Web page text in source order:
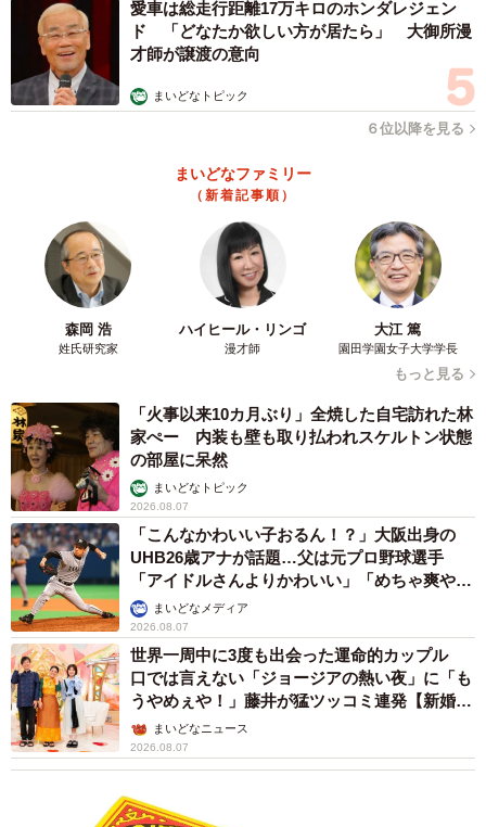
愛車は総走行距離17万キロのホンダレジェン
ド 「どなたか欲しい方が居たら」 大御所漫
才師が譲渡の意向
まいどなトピック
６位以降を見る
まいどなファミリー
（新着記事順）
森岡 浩
姓氏研究家
ハイヒール・リンゴ
漫才師
大江 篤
園田学園女子大学学長
もっと見る
「火事以来10カ月ぶり」全焼した自宅訪れた林
家ぺー 内装も壁も取り払われスケルトン状態
の部屋に呆然
まいどなトピック
2026.08.07
「こんなかわいい子おるん！？」大阪出身の
UHB26歳アナが話題…父は元プロ野球選手
「アイドルさんよりかわいい」「めちゃ爽や
か」まいどなメディア
2026.08.07
世界一周中に3度も出会った運命的カップル
口では言えない「ジョージアの熱い夜」に「も
うやめぇや！」藤井が猛ツッコミ連発【新婚さ
ん】まいどなニュース
2026.08.07